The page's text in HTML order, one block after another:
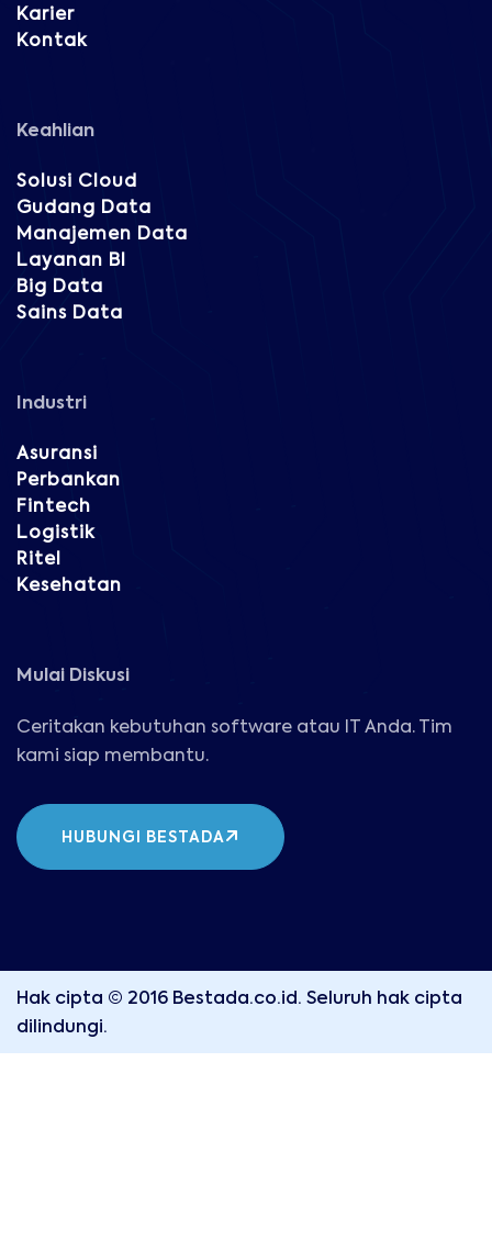
Karier
Kontak
Keahlian
Solusi Cloud
Gudang Data
Manajemen Data
Layanan BI
Big Data
Sains Data
Industri
Asuransi
Perbankan
Fintech
Logistik
Ritel
Kesehatan
Mulai Diskusi
Ceritakan kebutuhan software atau IT Anda. Tim
kami siap membantu.
HUBUNGI BESTADA
Hak cipta © 2016 Bestada.co.id. Seluruh hak cipta
dilindungi.